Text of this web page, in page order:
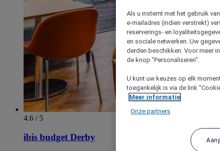
4.6 / 5
ibis budget Derby
Als u instemt met het gebruik
e-mailadres (indien verstrekt)
reserverings- en
en sociale netwerken. Uw
derden beschikken. Voor meer
de knop "Personaliseren".
U kunt uw keuzes op elk
toegankelijk is via de link
Meer informatie
Onze partners